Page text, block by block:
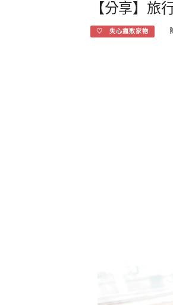
【分享】旅
♡ 失心瘋敗家物